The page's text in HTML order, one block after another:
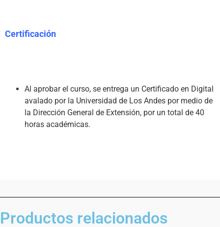
Certificación
Al aprobar el curso, se entrega un Certificado en Digital
avalado por la Universidad de Los Andes por medio de
la Dirección General de Extensión, por un total de 40
horas académicas.
Productos relacionados